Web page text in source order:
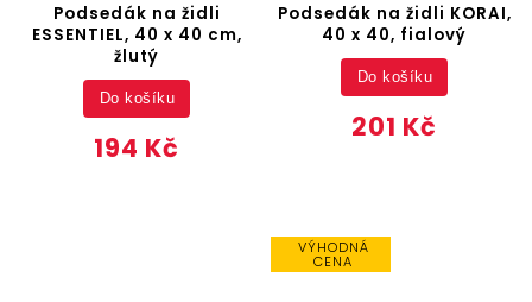
Podsedák na židli
ESSENTIEL, 40 x 40 cm,
žlutý
194 Kč
Do košíku
Podsedák na židli KORAI,
40 x 40, fialový
201 Kč
Do košíku
VÝHODNÁ
CENA